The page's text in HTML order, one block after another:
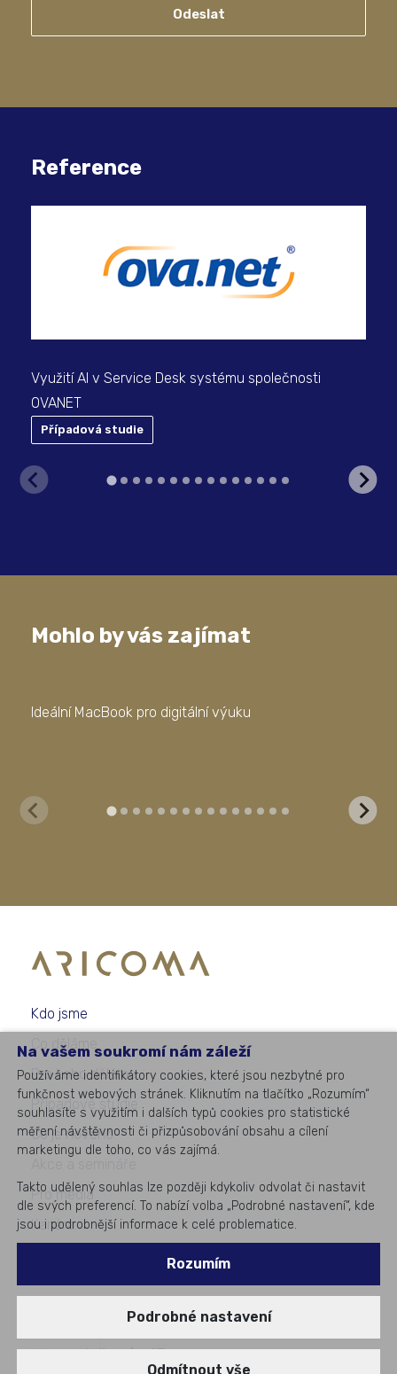
Odeslat
Reference
Využití AI v Service Desk systému společnosti
OVANET
Případová studie
Mohlo by vás zajímat
Ideální MacBook pro digitální výuku
Na vašem soukromí nám záleží
Používáme identifikátory cookies, které jsou nezbytné pro
funkčnost webových stránek. Kliknutím na tlačítko „Rozumím“
souhlasíte s využitím i dalších typů cookies pro statistické
měření návštěvnosti či přizpůsobování obsahu a cílení
marketingu dle toho, co vás zajímá.
Takto udělený souhlas lze později kdykoliv odvolat či nastavit
dle svých preferencí. To nabízí volba „Podrobné nastavení“, kde
jsou i podrobnější informace k celé problematice.
Rozumím
Podrobné nastavení
Odmítnout vše
Kdo jsme
Co děláme
Pro koho děláme
Případové studie
Co je nového
Pro média
Kariéra
#1v podnikovém IT